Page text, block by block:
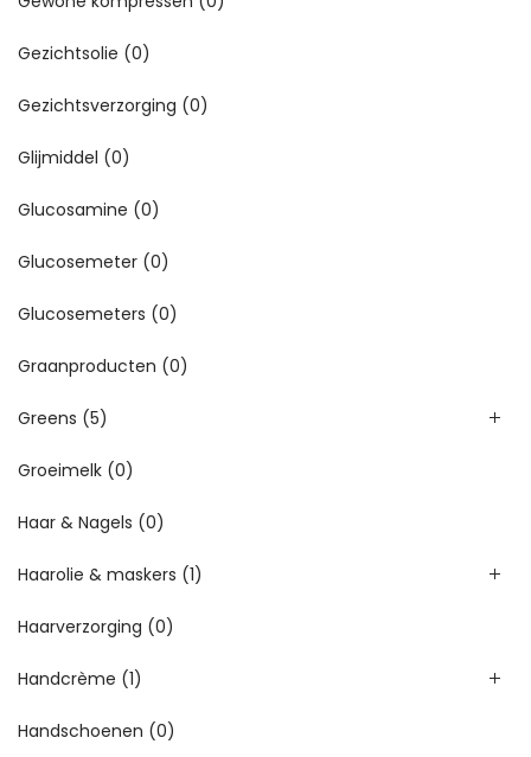
Gezichtsolie (0)
Gezichtsverzorging (0)
Glijmiddel (0)
Glucosamine (0)
Glucosemeter (0)
Glucosemeters (0)
Graanproducten (0)
Greens (5)
Groeimelk (0)
Haar & Nagels (0)
Haarolie & maskers (1)
Haarverzorging (0)
Handcrème (1)
Handschoenen (0)